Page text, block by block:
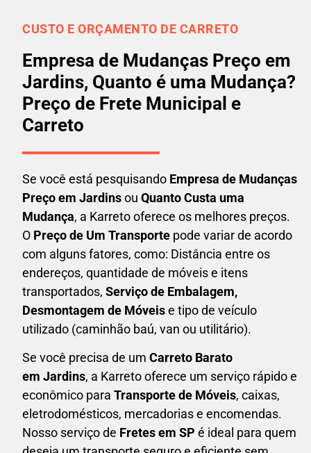
CUSTO E ORÇAMENTO DE CARRETO
Empresa de Mudanças Preço em
Jardins, Quanto é uma Mudança?
Preço de Frete Municipal e
Carreto
Se você está pesquisando Empresa de Mudanças
Preço em Jardinsou Quanto Custa uma
Mudança, a Karreto oferece os melhores preços.
O Preço de Um Transporte pode variar de acordo
com alguns fatores, como: Distância entre os
endereços, quantidade de móveis e itens
transportados, Serviço de Embalagem,
Desmontagem de Móveise tipo de veículo
utilizado (caminhão baú, van ou utilitário).
Se você precisa de um Carreto Barato
em Jardins, a Karreto oferece um serviço rápido e
econômico para Transporte de Móveis, caixas,
eletrodomésticos, mercadorias e encomendas.
Nosso serviço de Fretes em SP é ideal para quem